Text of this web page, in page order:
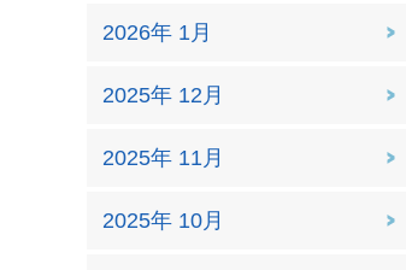
2026年 1月
2025年 12月
2025年 11月
2025年 10月